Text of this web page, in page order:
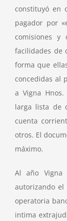
constituyó en
pagador por
comisiones y
facilidades de
forma que
concedidas al
a Vigna Hnos.
larga lista de
cuenta
otros. El
máximo.
Al año Vigna
autorizando el
operatoria
intima